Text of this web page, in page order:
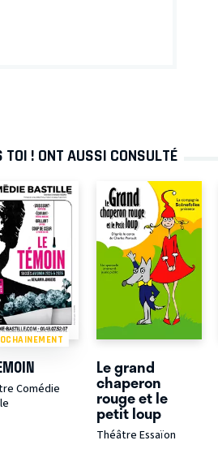
TOI ! ONT AUSSI CONSULTÉ
Comédie
Le grand
chaperon
rouge et le
petit loup
Théâtre Essaïon